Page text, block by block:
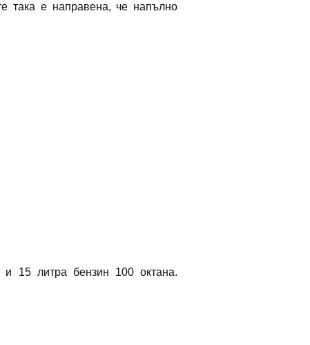
така е направена, че напълно
15 литра бензин 100 октана.